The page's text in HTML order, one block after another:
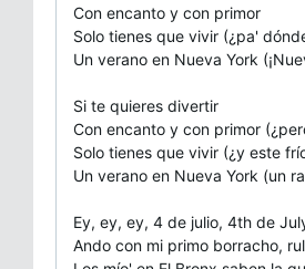
Con encanto y con primor
Solo tienes que vivir (¿pa'
Un verano en Nueva York
Si te quieres divertir
Con encanto y con primor
Solo tienes que vivir (¿y este
Un verano en Nueva York (un
Ey, ey, ey, 4 de julio, 4th de
Ando con mi primo borracho,